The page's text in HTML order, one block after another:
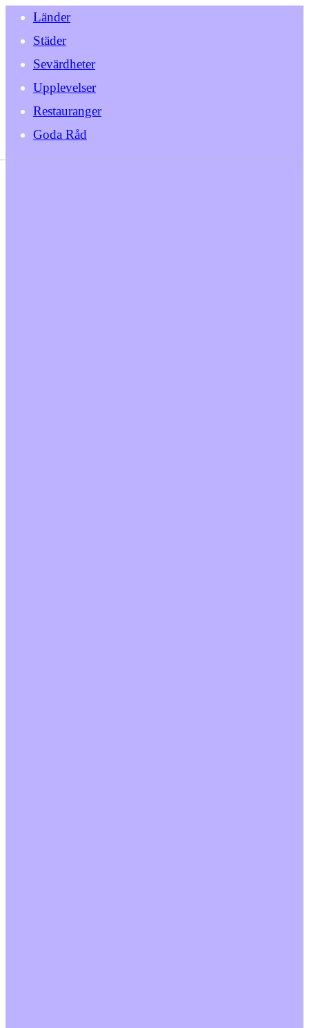
Länder
Städer
Sevärdheter
Upplevelser
Restauranger
Goda Råd